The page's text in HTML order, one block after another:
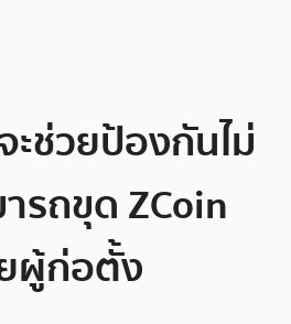
ะช่วยป้องกันไม่
รถขุด ZCoin
ผู้ก่อตั้ง